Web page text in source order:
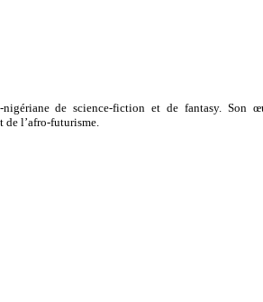
nigériane de science-fiction et de fantasy. Son
l’afro-futurisme.